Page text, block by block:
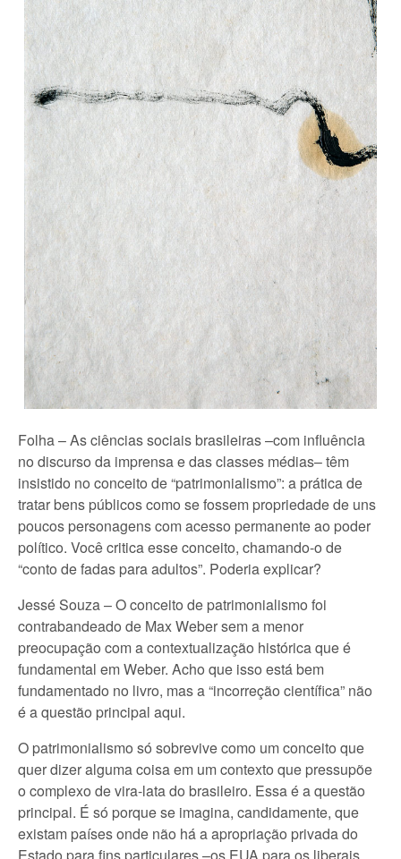
Folha – As ciências sociais brasileiras –com influência
no discurso da imprensa e das classes médias– têm
insistido no conceito de “patrimonialismo”: a prática de
tratar bens públicos como se fossem propriedade de uns
poucos personagens com acesso permanente ao poder
político. Você critica esse conceito, chamando-o de
“conto de fadas para adultos”. Poderia explicar?
Jessé Souza – O conceito de patrimonialismo foi
contrabandeado de Max Weber sem a menor
preocupação com a contextualização histórica que é
fundamental em Weber. Acho que isso está bem
fundamentado no livro, mas a “incorreção científica” não
é a questão principal aqui.
O patrimonialismo só sobrevive como um conceito que
quer dizer alguma coisa em um contexto que pressupõe
o complexo de vira-lata do brasileiro. Essa é a questão
principal. É só porque se imagina, candidamente, que
existam países onde não há a apropriação privada do